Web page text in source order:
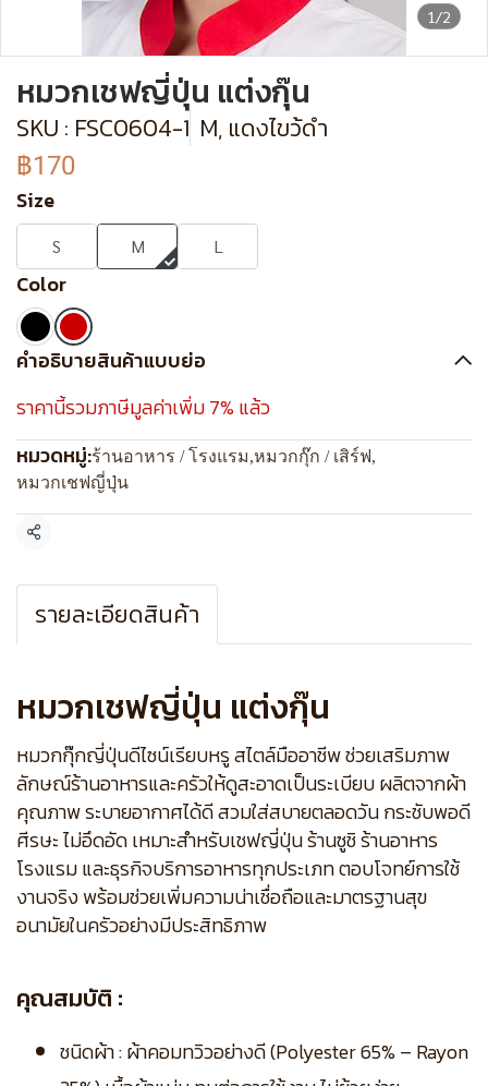
1/2
หมวกเชฟญี่ปุ่น แต่งกุ๊น
SKU : FSC0604-1 M, แดงไขว้ดำ
฿170
Size
S M L
Color
คำอธิบายสินค้าแบบย่อ
ราคานี้รวมภาษีมูลค่าเพิ่ม 7% แล้ว
หมวดหมู่:ร้านอาหาร / โรงแรม,หมวกกุ๊ก / เสิร์ฟ,
หมวกเชฟญี่ปุ่น
แชร์
รายละเอียดสินค้า
หมวกเชฟญี่ปุ่น แต่งกุ๊น
หมวกกุ๊กญี่ปุ่นดีไซน์เรียบหรู สไตล์มืออาชีพ ช่วยเสริมภาพ
ลักษณ์ร้านอาหารและครัวให้ดูสะอาดเป็นระเบียบ ผลิตจากผ้า
คุณภาพ ระบายอากาศได้ดี สวมใส่สบายตลอดวัน กระชับพอดี
ศีรษะ ไม่อึดอัด เหมาะสำหรับเชฟญี่ปุ่น ร้านซูชิ ร้านอาหาร
โรงแรม และธุรกิจบริการอาหารทุกประเภท ตอบโจทย์การใช้
งานจริง พร้อมช่วยเพิ่มความน่าเชื่อถือและมาตรฐานสุข
อนามัยในครัวอย่างมีประสิทธิภาพ
คุณสมบัติ :
ชนิดผ้า : ผ้าคอมทวิวอย่างดี (Polyester 65% – Rayon